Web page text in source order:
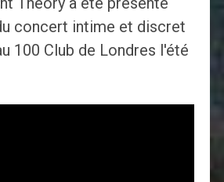
concert intime et discret
100 Club de Londres l'été